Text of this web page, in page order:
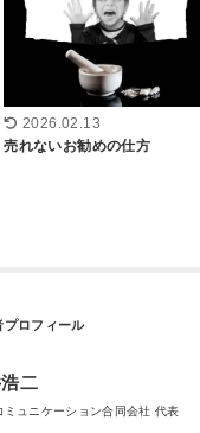
2026.02.13
売れないお勧めの仕方
二
ミュニケーション合同会社 代表